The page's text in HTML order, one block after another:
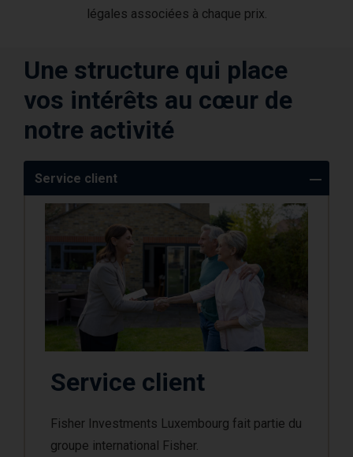
légales associées à chaque prix.
Une structure qui place
vos intérêts au cœur de
notre activité
Service client
Service client
Fisher Investments Luxembourg fait partie du
groupe international Fisher.